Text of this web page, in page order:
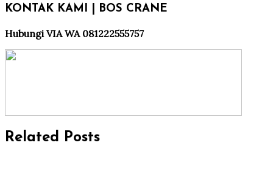
KONTAK KAMI | BOS CRANE
Hubungi VIA WA 081222555757
Related Posts